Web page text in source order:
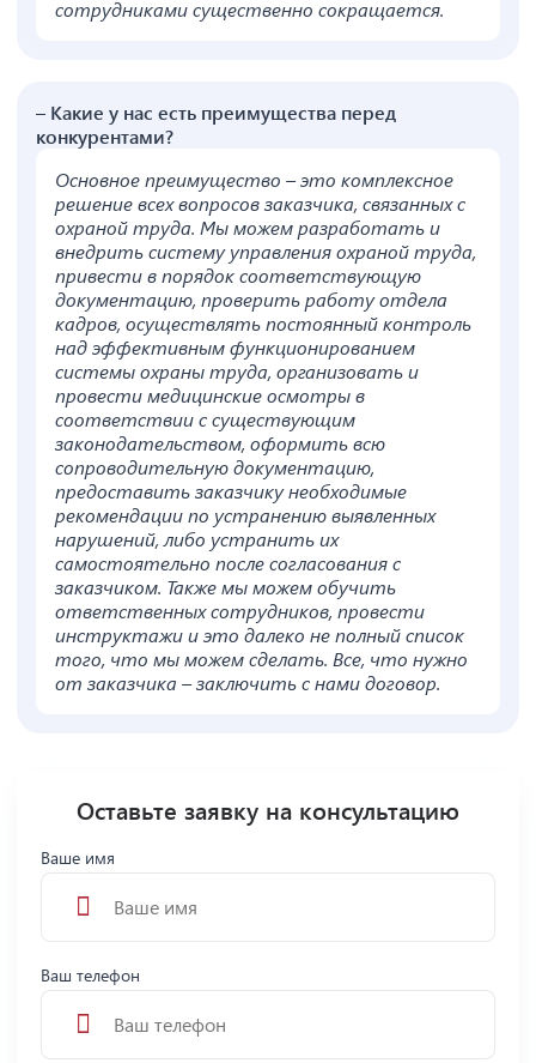
сотрудниками существенно сокращается.
– Какие у нас есть преимущества перед
конкурентами?
Основное преимущество – это комплексное
решение всех вопросов заказчика, связанных с
охраной труда. Мы можем разработать и
внедрить систему управления охраной труда,
привести в порядок соответствующую
документацию, проверить работу отдела
кадров, осуществлять постоянный контроль
над эффективным функционированием
системы охраны труда, организовать и
провести медицинские осмотры в
соответствии с существующим
законодательством, оформить всю
сопроводительную документацию,
предоставить заказчику необходимые
рекомендации по устранению выявленных
нарушений, либо устранить их
самостоятельно после согласования с
заказчиком. Также мы можем обучить
ответственных сотрудников, провести
инструктажи и это далеко не полный список
того, что мы можем сделать. Все, что нужно
от заказчика – заключить с нами договор.
Оставьте заявку на консультацию
Ваше имя
Ваш телефон